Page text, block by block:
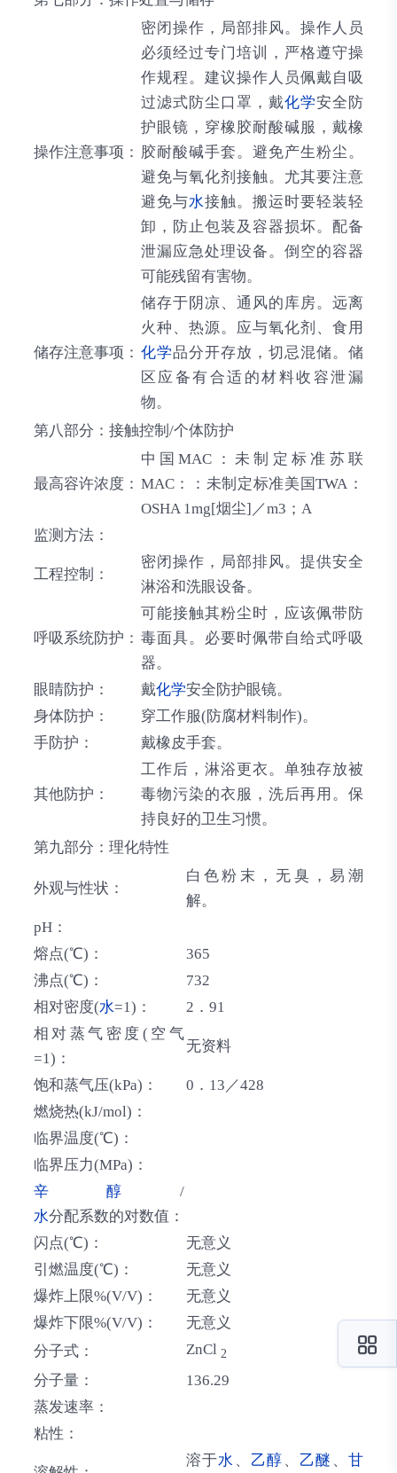
操作注意事项：
密闭操作，局部排风。操作人员
必须经过专门培训，严格遵守操
作规程。建议操作人员佩戴自吸
过滤式防尘口罩，戴化学安全防
护眼镜，穿橡胶耐酸碱服，戴橡
胶耐酸碱手套。避免产生粉尘。
避免与氧化剂接触。尤其要注意
避免与水接触。搬运时要轻装轻
卸，防止包装及容器损坏。配备
泄漏应急处理设备。倒空的容器
可能残留有害物。
储存注意事项：
储存于阴凉、通风的库房。远离
火种、热源。应与氧化剂、食用
化学品分开存放，切忌混储。储
区应备有合适的材料收容泄漏
物。
第八部分：接触控制/个体防护
最高容许浓度：
中国MAC：未制定标准苏联
MAC：：未制定标准美国TWA：
OSHA 1mg[烟尘]／m3；A
监测方法：
工程控制：
密闭操作，局部排风。提供安全
淋浴和洗眼设备。
呼吸系统防护：
可能接触其粉尘时，应该佩带防
毒面具。必要时佩带自给式呼吸
器。
眼睛防护：
戴化学安全防护眼镜。
身体防护：
穿工作服(防腐材料制作)。
手防护：
戴橡皮手套。
其他防护：
工作后，淋浴更衣。单独存放被
毒物污染的衣服，洗后再用。保
持良好的卫生习惯。
第九部分：理化特性
外观与性状：
白色粉末，无臭，易潮
解。
pH：
熔点(℃)：
365
沸点(℃)：
732
相对密度(水=1)：
2．91
相对蒸气密度(空气
=1)：
无资料
饱和蒸气压(kPa)：
0．13／428
燃烧热(kJ/mol)：
临界温度(℃)：
临界压力(MPa)：
辛醇 /
水分配系数的对数值：
闪点(℃)：
无意义
引燃温度(℃)：
无意义
爆炸上限%(V/V)：
无意义
爆炸下限%(V/V)：
无意义
分子式：
ZnCl 2
分子量：
136.29
蒸发速率：
粘性：
溶于水 、 乙醇 、 乙醚 、 甘